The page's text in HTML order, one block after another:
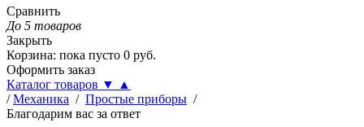
Сравнить
До 5 товаров
Закрыть
Корзина: пока пусто 0 руб.
Оформить заказ
Каталог товаров ▼
▲
/ Механика / Простые приборы /
Благодарим вас за ответ